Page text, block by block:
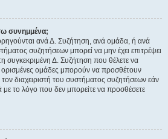
συνημμένα;
ανά Δ. Συζήτηση, ανά ομάδα, ή ανά
συζητήσεων μπορεί να μην έχει επιτρέψει
Δ. Συζήτηση που θέλετε να
ομάδες μπορούν να προσθέτουν
διαχειριστή του συστήματος συζητήσεων εάν
με το λόγο που δεν μπορείτε να προσθέσετε